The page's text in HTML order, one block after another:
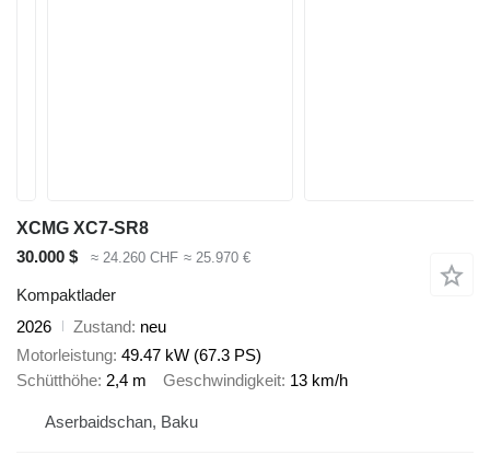
XCMG XC7-SR8
30.000 $
≈ 24.260 CHF ≈ 25.970 €
Kompaktlader
2026
Zustand neu
Motorleistung 49.47 kW (67.3 PS)
Schütthöhe 2,4 m Geschwindigkeit 13 km/h
Aserbaidschan, Baku